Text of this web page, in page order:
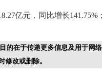
亿元，同比增长141.75%
的在于传递更多信息及用于
修改或删除。